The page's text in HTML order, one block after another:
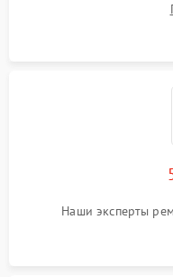
Наши эксперты